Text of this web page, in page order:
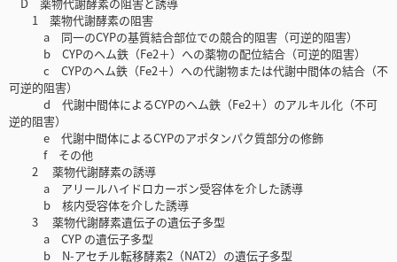
1 薬物代謝酵素の阻害
a 同一のCYPの基質結合部位での競合的阻害（可逆的阻害）
b CYPのヘム鉄（Fe2＋）への薬物の配位結合（可逆的阻害）
c CYPのヘム鉄（Fe2＋）への代謝物または代謝中間体の結合（不
可逆的阻害）
d 代謝中間体によるCYPのヘム鉄（Fe2＋）のアルキル化（不可
逆的阻害）
e 代謝中間体によるCYPのアポタンパク質部分の修飾
f その他
2 薬物代謝酵素の誘導
a アリールハイドロカーボン受容体を介した誘導
b 核内受容体を介した誘導
3 薬物代謝酵素遺伝子の遺伝子多型
a CYP の遺伝子多型
b N-アセチル転移酵素2（NAT2）の遺伝子多型